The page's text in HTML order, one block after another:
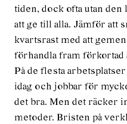
tiden, dock ofta utan
att ge till alla. Jämför att
kvartsrast med att
förhandla fram förkortad
På de flesta
idag och jobbar för
det bra. Men det räcker
metoder. Bristen på